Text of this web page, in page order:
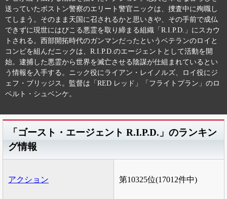
送っていたボストン警察のエリート警官ニックは、捜査中に殉職し
てしまう。そのまま天国に召されるかと思いきや、その手前で成仏
できずに現世にはびこる悪霊を取り締まる組織「R.I.P.D.」にスカウ
トされる。西部開拓時代のガンマンだったというベテランのロイと
コンビを組んだニックは、R.I.P.D.のエージェントとして活動を開
始。逮捕した悪霊から世界を滅亡させる陰謀が仕組まれているとい
う情報を入手する。ニック役にライアン・レイノルズ、ロイ役にジ
ェフ・ブリッジス。監督は「RED レッド」「フライトプラン」のロ
ベルト・シュベンケ。
「ゴースト・エージェント R.I.P.D.」のランキン
グ情報
アクション 第10325位(17012件中)